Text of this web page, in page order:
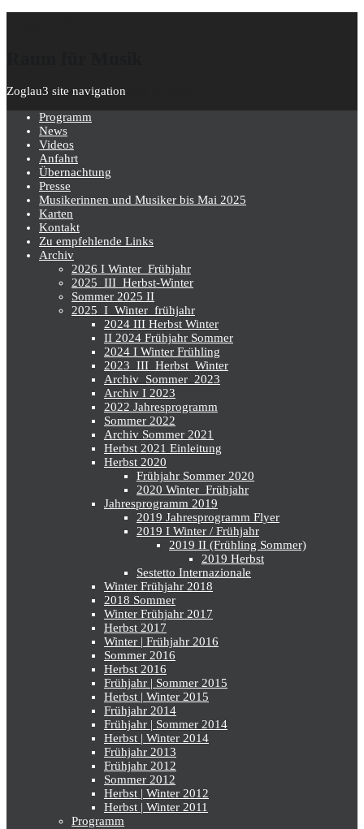
Zoglau3 site navigation
Programm
News
Videos
Anfahrt
Übernachtung
Presse
Musikerinnen und Musiker bis Mai 2025
Karten
Kontakt
Zu empfehlende Links
Archiv
2026 I Winter_Frühjahr
2025_III_Herbst-Winter
Sommer 2025 II
2025_I_Winter_frühjahr
2024 III Herbst Winter
II 2024 Frühjahr Sommer
2024 I Winter Frühling
2023_III_Herbst_Winter
Archiv_Sommer_2023
Archiv I 2023
2022 Jahresprogramm
Sommer 2022
Archiv Sommer 2021
Herbst 2021 Einleitung
Herbst 2020
Frühjahr Sommer 2020
2020 Winter_Frühjahr
Jahresprogramm 2019
2019 Jahresprogramm Flyer
2019 I Winter / Frühjahr
2019 II (Frühling Sommer)
2019 Herbst
Sestetto Internazionale
Winter Frühjahr 2018
2018 Sommer
Winter Frühjahr 2017
Herbst 2017
Winter | Frühjahr 2016
Sommer 2016
Herbst 2016
Frühjahr | Sommer 2015
Herbst | Winter 2015
Frühjahr 2014
Frühjahr | Sommer 2014
Herbst | Winter 2014
Frühjahr 2013
Frühjahr 2012
Sommer 2012
Herbst | Winter 2012
Herbst | Winter 2011
Programm